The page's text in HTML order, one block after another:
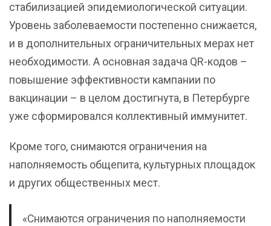
стабилизацией эпидемиологической ситуации.
Уровень заболеваемости постепенно снижается,
и в дополнительных ограничительных мерах нет
необходимости. А основная задача QR-кодов –
повышение эффективности кампании по
вакцинации – в целом достигнута, в Петербурге
уже сформировался коллективный иммунитет.
Кроме того, снимаются ограничения на
наполняемость общепита, культурных площадок
и других общественных мест.
«Снимаются ограничения по наполняемости